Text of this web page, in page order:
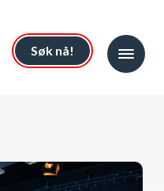
Søk nå!